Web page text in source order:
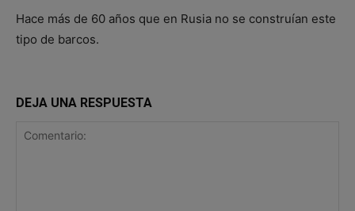
Hace más de 60 años que en Rusia no se construían este
tipo de barcos.
DEJA UNA RESPUESTA